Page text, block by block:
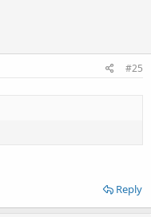
#25
Reply